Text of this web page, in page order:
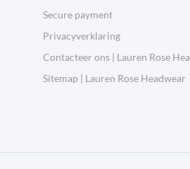
Secure payment
Privacyverklaring
Contacteer ons | Lauren Rose
Sitemap | Lauren Rose Headwear